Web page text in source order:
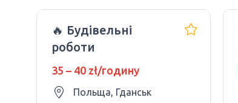
🔥 Будівельні
роботи
35 – 40 zł/годину
Польща, Гданськ